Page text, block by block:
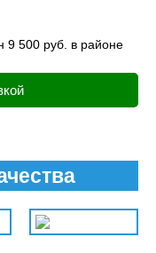
9 500 руб. в районе